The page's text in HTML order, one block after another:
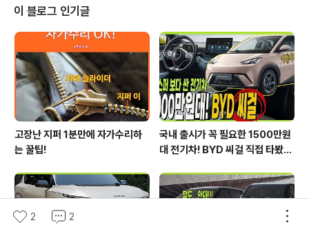
년 연속 누르고 1위를 차지했다가 최근 출시된 신형 싼타페
에 조금 눌리는 모습이지만 예상과는 전혀 다른 기아차의
움직임을 볼 수 있습니다. ▲ 2017년 1월 부터 12월까지
RV / MPV 판매량 / 오토다나와 제공 하지만 국내 시장에
서 RV를 대표했던 기아차 카렌스의 경우 한국 GM의 올란
도에 밀려서 ..
이 블로그 인기글
고장난 지퍼 1분만에 자가수리하
는 꿀팁!
국내 출시가 꼭 필요한 1500만원
대 전기차! BYD 씨걸 직접 타봤습
2 2